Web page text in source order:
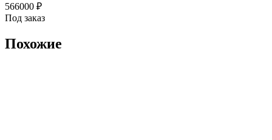
566000 ₽
Под заказ
Похожие